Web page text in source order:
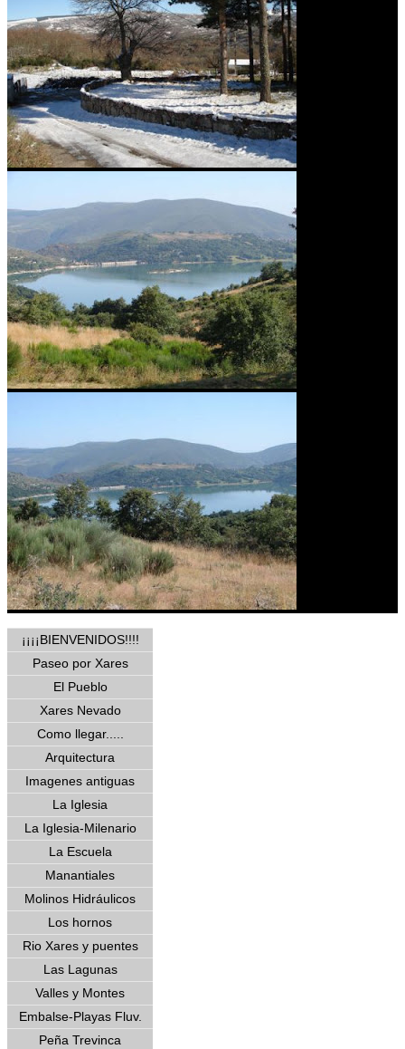
¡¡¡¡BIENVENIDOS!!!!
Paseo por Xares
El Pueblo
Xares Nevado
Como llegar.....
Arquitectura
Imagenes antiguas
La Iglesia
La Iglesia-Milenario
La Escuela
Manantiales
Molinos Hidráulicos
Los hornos
Rio Xares y puentes
Las Lagunas
Valles y Montes
Embalse-Playas Fluv.
Peña Trevinca